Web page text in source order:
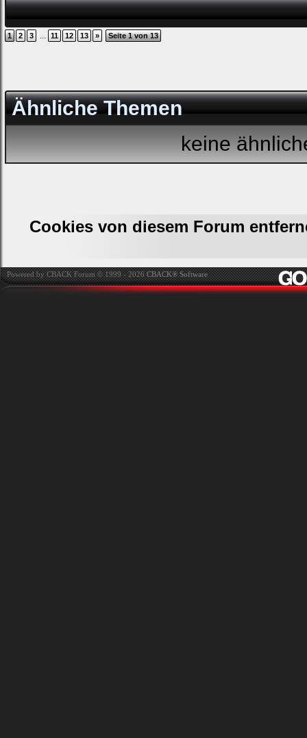
1 2 3 ... 11 12 13 » Seite 1 von 13
Ähnliche Themen
keine
Cookies von diesem Forum
Powered by CBACK Forum © 1999 - 2026CBACK® Software